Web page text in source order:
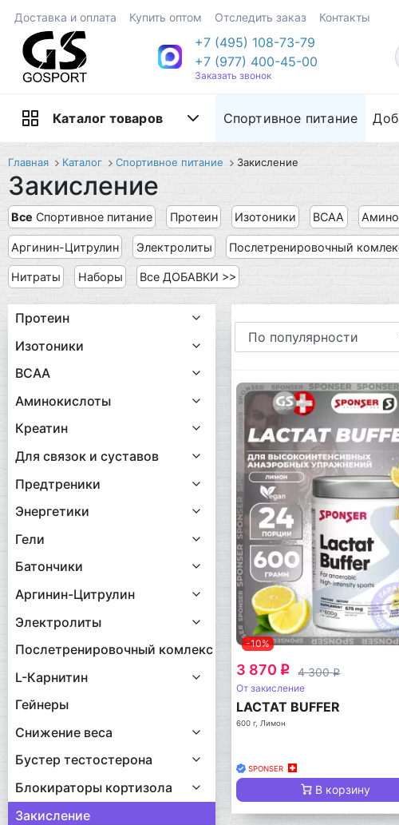
Доставка и оплата Купить оптом Отследить заказ Контакты
+7 (495) 108-73-79
+7 (977) 400-45-00
Заказать звонок
Каталог товаров Спортивное питание
Главная Каталог Спортивное питание Закисление
Закисление
Все Спортивное питание Протеин Изотоники BCAA
Аргинин-Цитрулин Электролиты Послетренировочный
Нитраты Наборы Все ДОБАВКИ >>
-10%
3 870 q 4 300q
От закисление
LACTAT BUFFER
600 г, Лимон
SPONSER
В корзину
Протеин
Изотоники
BCAA
Аминокислоты
Креатин
Для связок и суставов
Предтреники
Энергетики
Гели
Батончики
Аргинин-Цитрулин
Электролиты
Послетренировочный комлекс
L-Карнитин
Гейнеры
Снижение веса
Бустер тестостерона
Блокираторы кортизола
Закисление